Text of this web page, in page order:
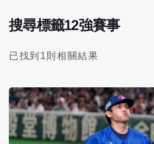
搜尋標籤12強賽事
已找到1則相關結果